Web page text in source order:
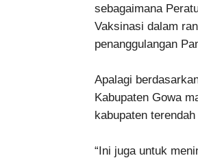
sebagaimana
Vaksinasi dalam
penanggulangan
Apalagi
Kabupaten Gowa
kabupaten
“Ini juga untuk